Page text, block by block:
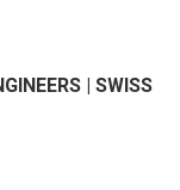
| SWISS